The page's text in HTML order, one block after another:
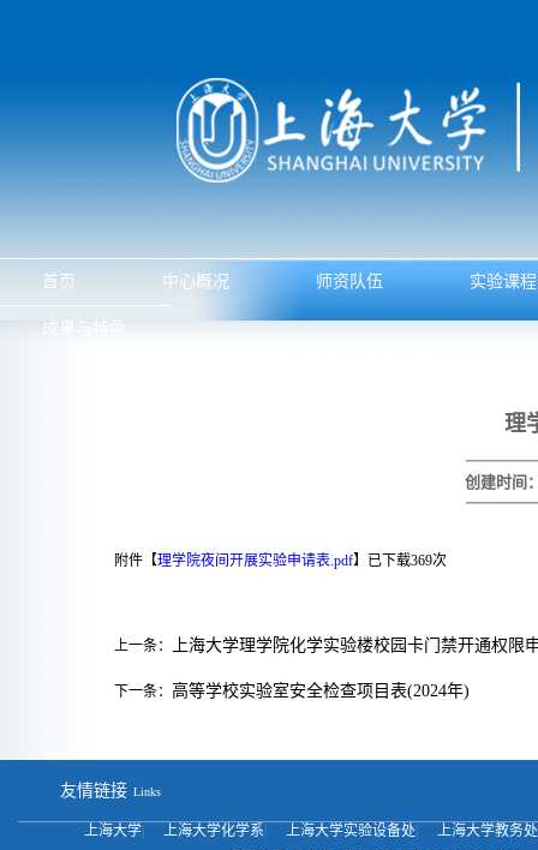
首页 中心概况 师资队伍 实验课程
成果与特色
理
创建时间
附件【理学院夜间开展实验申请表.pdf】已下载369次
上一条： 上海大学理学院化学实验楼校园卡门禁开通权限
下一条： 高等学校实验室安全检查项目表(2024年)
友情链接 Links
上海大学 上海大学化学系 上海大学实验设备处
上海大学教务处